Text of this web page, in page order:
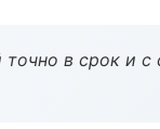
в срок и